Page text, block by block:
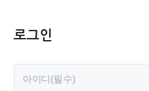
로그인